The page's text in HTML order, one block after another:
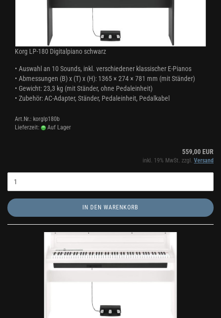
Korg LP-180 Digitalpiano schwarz
• Auswahl an 10 Sounds, inkl. verschiedener klassischer E-Pianos
• Abmessungen (B) x (T) x (H): 1365 × 274 × 781 mm (mit Ständer)
• Gewicht: 23,3 kg (mit Ständer, ohne Pedaleinheit)
• Zubehör: AC-Adapter, Ständer, Pedaleinheit, Pedalkabel
Art.Nr.: korglp180b
Lieferzeit:
Auf Lager
559,00 EUR
inkl. 19% MwSt. zzgl. Versand
IN DEN WARENKORB